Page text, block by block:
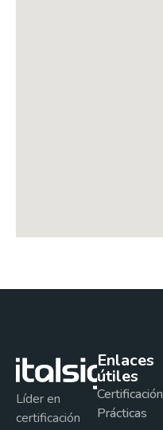
Líder en
certificación
Enlaces
útiles
Certificación
Prácticas